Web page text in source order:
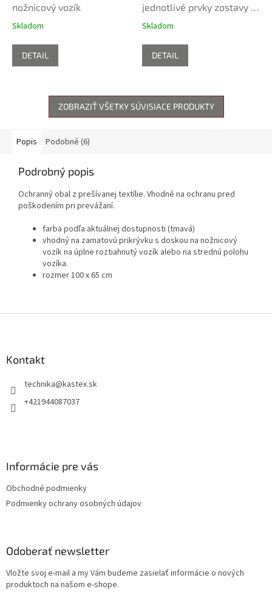
nožnicový vozík
Skladom
DETAIL
jednotlivé prvky zostavy /
nosidlá
Skladom
DETAIL
ZOBRAZIŤ VŠETKY SÚVISIACE PRODUKTY
Popis Podobné (6)
Podrobný popis
Ochranný obal z prešívanej textílie. Vhodné na ochranu pred
poškodením pri prevážaní.
farba podľa aktuálnej dostupnosti (tmavá)
vhodný na zamatovú prikrývku s doskou na nožnicový
vozík na úplne roztiahnutý vozík alebo na strednú polohu
vozíka.
rozmer 100 x 65 cm
Kontakt
technika@kastex.sk
+421944087037
Informácie pre vás
Obchodné podmienky
Podmienky ochrany osobných údajov
Odoberať newsletter
Vložte svoj e-mail a my Vám budeme zasielať informácie o nových
produktoch na našom e-shope.